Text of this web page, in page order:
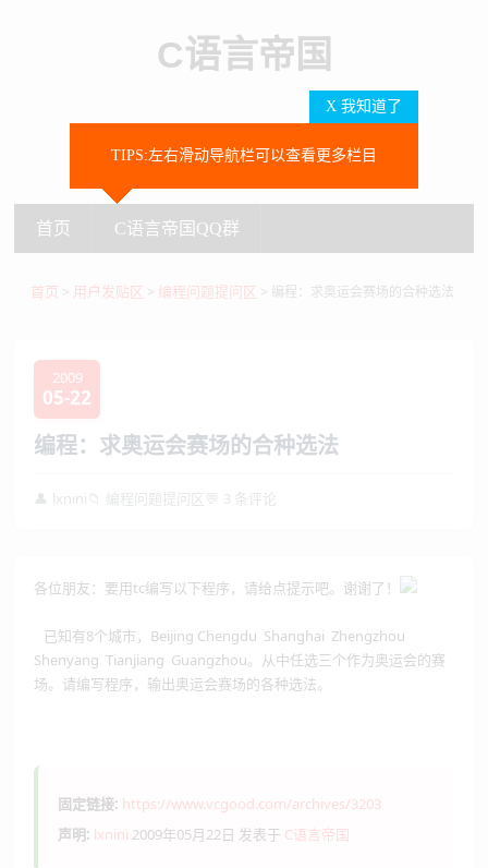
C语言帝国
SEARCH
X 我知道了
TIPS:左右滑动导航栏可以查看更多栏目
首页 C语言帝国QQ群
首页 > 用户发贴区 > 编程问题提问区 > 编程：求奥运会赛场的合种选法
2009
05-22
编程：求奥运会赛场的合种选法
👤 lxnini 编程问题提问区 💬 3 条评论
各位朋友：要用tc编写以下程序，请给点提示吧。谢谢了！
已知有8个城市，Beijing Chengdu Shanghai Zhengzhou
Shenyang Tianjiang Guangzhou。从中任选三个作为奥运会的赛
场。请编写程序，输出奥运会赛场的各种选法。
固定链接: https://www.vcgood.com/archives/3203
声明: lxnini 2009年05月22日 发表于 C语言帝国